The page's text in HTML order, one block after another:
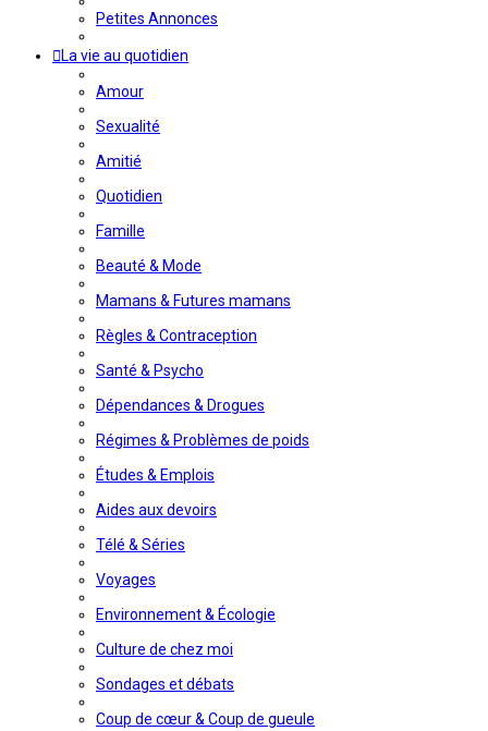
Petites Annonces
La vie au quotidien
Amour
Sexualité
Amitié
Quotidien
Famille
Beauté & Mode
Mamans & Futures mamans
Règles & Contraception
Santé & Psycho
Dépendances & Drogues
Régimes & Problèmes de poids
Études & Emplois
Aides aux devoirs
Télé & Séries
Voyages
Environnement & Écologie
Culture de chez moi
Sondages et débats
Coup de cœur & Coup de gueule